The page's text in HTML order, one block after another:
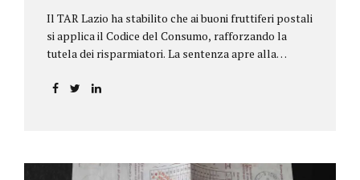
Il TAR Lazio ha stabilito che ai buoni fruttiferi postali
si applica il Codice del Consumo, rafforzando la
tutela dei risparmiatori. La sentenza apre alla
capitale o interessi per mancanza di informazioni